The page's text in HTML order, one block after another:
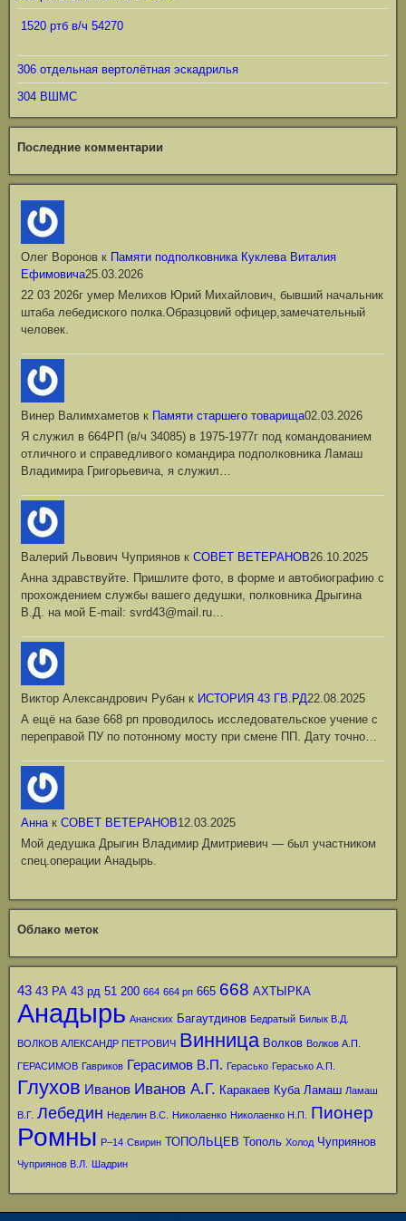
1520 ртб в/ч 54270
306 отдельная вертолётная эскадрилья
304 ВШМС
Последние комментарии
Олег Воронов к Памяти подполковника Куклева Виталия
Ефимовича25.03.2026
22 03 2026г умер Мелихов Юрий Михайлович, бывший начальник
штаба лебедиского полка.Образцовий офицер,замечательный
человек.
Винер Валимхаметов к Памяти старшего товарища02.03.2026
Я служил в 664РП (в/ч 34085) в 1975-1977г под командованием
отличного и справедливого командира подполковника Ламаш
Владимира Григорьевича, я служил…
Валерий Львович Чуприянов к СОВЕТ ВЕТЕРАНОВ26.10.2025
Анна здравствуйте. Пришлите фото, в форме и автобиографию с
прохождением службы вашего дедушки, полковника Дрыгина
В.Д. на мой Е-mail: svrd43@mail.ru…
Виктор Александрович Рубан к ИСТОРИЯ 43 ГВ.РД22.08.2025
А ещё на базе 668 рп проводилось исследовательское учение с
переправой ПУ по потонному мосту при смене ПП. Дату точно…
Аннак СОВЕТ ВЕТЕРАНОВ12.03.2025
Мой дедушка Дрыгин Владимир Дмитриевич — был участником
спец.операции Анадырь.
Облако меток
43 43 РА 43 рд 51 200 664 664 рп 665 668 АХТЫРКА
Анадырь Ананских Багаутдинов Бедратый Билык В.Д.
ВОЛКОВ АЛЕКСАНДР ПЕТРОВИЧ Винница Волков Волков А.П.
ГЕРАСИМОВ Гавриков Герасимов В.П. Герасько Герасько А.П.
Глухов Иванов Иванов А.Г. Каракаев Куба Ламаш Ламаш
В.Г. Лебедин Неделин В.С. Николаенко Николаенко Н.П. Пионер
Ромны Р–14 Свирин ТОПОЛЬЦЕВ Тополь Холод Чуприянов
Чуприянов В.Л. Шадрин